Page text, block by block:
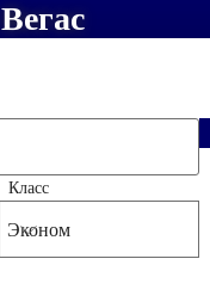
Класс
Эконом